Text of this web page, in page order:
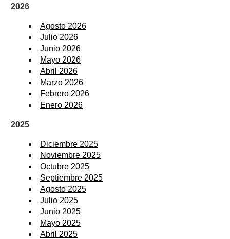
2026
Agosto 2026
Julio 2026
Junio 2026
Mayo 2026
Abril 2026
Marzo 2026
Febrero 2026
Enero 2026
2025
Diciembre 2025
Noviembre 2025
Octubre 2025
Septiembre 2025
Agosto 2025
Julio 2025
Junio 2025
Mayo 2025
Abril 2025